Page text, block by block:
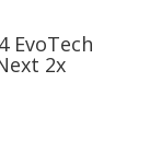
EvoTech
2х